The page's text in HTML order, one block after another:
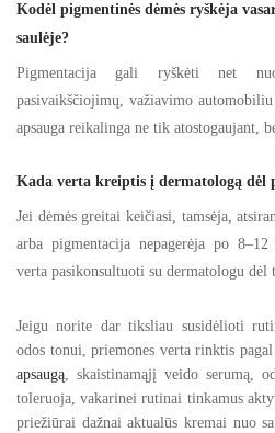
Kodėl pigmentinės dėmės ryškėja
saulėje?
Pigmentacija gali ryškėti net
pasivaikščiojimų, važiavimo
apsauga reikalinga ne tik atostogaujant,
Kada verta kreiptis į dermatologą dėl
Jei dėmės greitai keičiasi, tamsėja,
arba pigmentacija nepagerėja po
verta pasikonsultuoti su dermatologu
Jeigu norite dar tiksliau susidėlioti
odos tonui, priemones verta rinktis
apsaugą, skaistinamąjį veido serumą,
toleruoja, vakarinei rutinai tinkamus
priežiūrai dažnai aktualūs kremai nuo